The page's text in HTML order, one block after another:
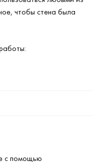
чтобы стена была
с помощью